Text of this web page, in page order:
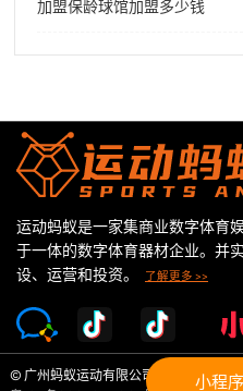
加盟保龄球馆加盟多少钱
运动蚂蚁是一家集商业数字体育
于一体的数字体育器材企业。并
设、运营和投资。
了解更多 >>
© 广州蚂蚁运动有限公司
小程